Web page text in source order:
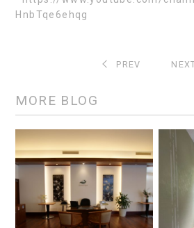
HnbTqe6ehqg
PREV
MORE BLOG